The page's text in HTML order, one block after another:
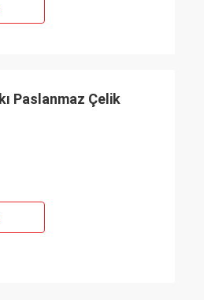
Paslanmaz Çelik